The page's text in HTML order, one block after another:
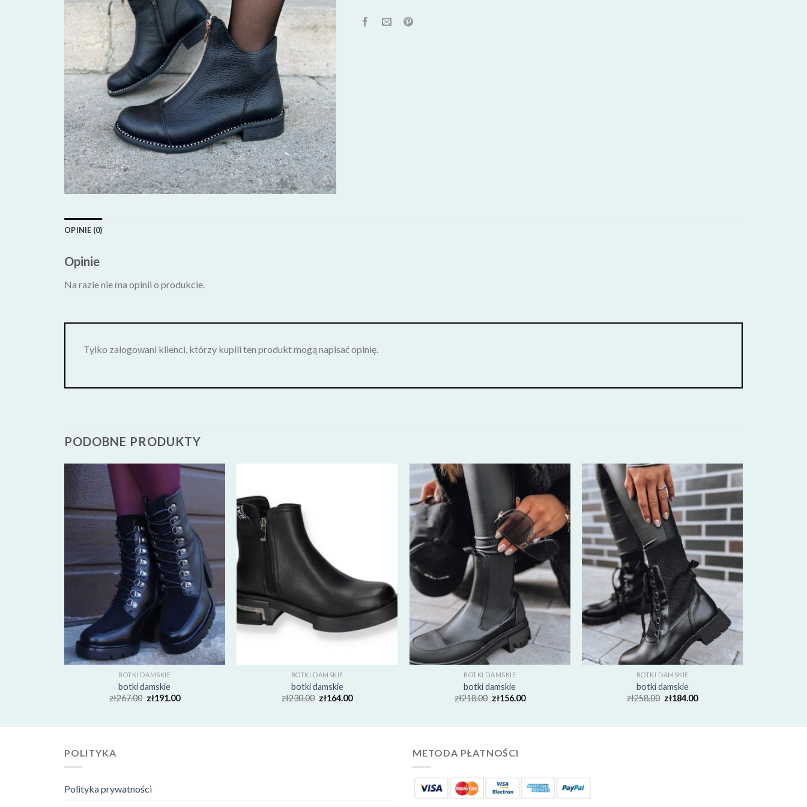
OPINIE (0)
Opinie
Na razie nie ma opinii o produkcie.
Tylko zalogowani klienci, którzy kupili ten produkt mogą napisać opinię.
PODOBNE PRODUKTY
BOTKI DAMSKIE
botki damskie
zł267.00 zł191.00
BOTKI DAMSKIE
botki damskie
zł230.00 zł164.00
BOTKI DAMSKIE
botki damskie
zł218.00 zł156.00
BOTKI DAMSKIE
botki damskie
zł258.00 zł184.00
POLITYKA
Polityka prywatności
METODA PŁATNOŚCI